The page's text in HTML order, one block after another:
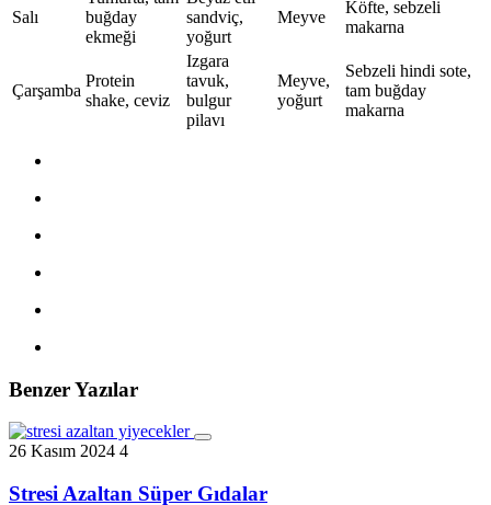
Salı
buğday
ekmeği
sandviç,
yoğurt
Meyve
Köfte, sebzeli
makarna
Çarşamba
Protein
shake, ceviz
Izgara
tavuk,
bulgur
pilavı
Meyve,
yoğurt
Sebzeli hindi sote,
tam buğday
makarna
Benzer Yazılar
26 Kasım 2024 4
Stresi Azaltan Süper Gıdalar